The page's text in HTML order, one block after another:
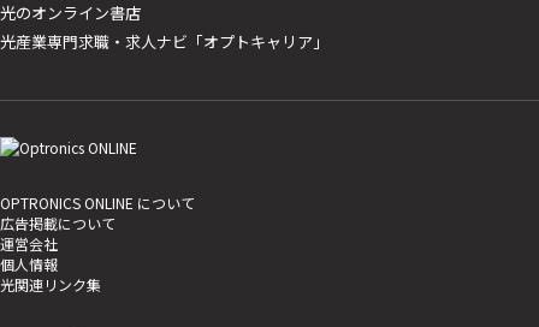
光のオンライン書店
光産業専門求職・求人ナビ「オプトキャリア」
OPTRONICS ONLINE について
広告掲載について
運営会社
個人情報
光関連リンク集